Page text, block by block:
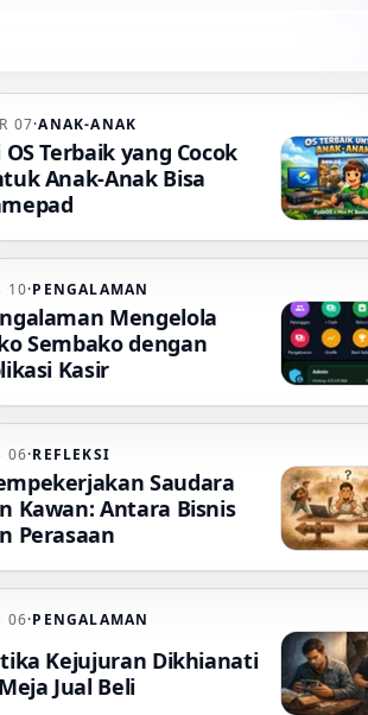
07·ANAK-ANAK
Terbaik yang Cocok
Anak-Anak Bisa
10·PENGALAMAN
Mengelola
Sembako dengan
Kasir
06·REFLEKSI
Saudara
Kawan: Antara Bisnis
Perasaan
06·PENGALAMAN
Kejujuran Dikhianati
Jual Beli